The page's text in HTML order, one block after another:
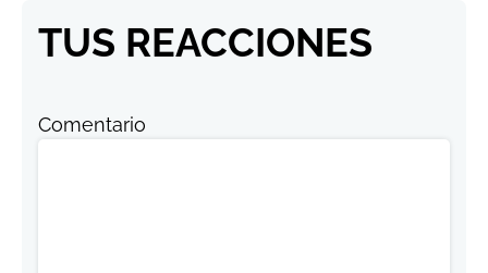
TUS REACCIONES
Comentario